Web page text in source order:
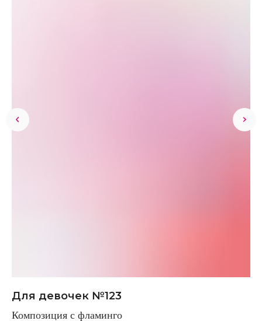
Для девочек №123
Композиция с фламинго